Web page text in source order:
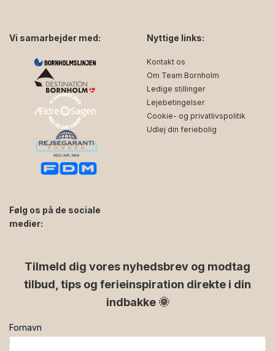
Vi samarbejder med:
Følg os på de sociale
medier:
Nyttige links:
Kontakt os
Om Team Bornholm
Ledige stillinger
Lejebetingelser
Cookie- og privatlivspolitik
Udlej din feriebolig
Tilmeld dig vores nyhedsbrev og modtag
tilbud, tips og ferieinspiration direkte i din
indbakke 🌞
Fornavn